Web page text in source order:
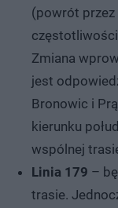
(powrót przez
Zmiana
jest
Bronowic i
kierunku
wspólnej
Linia 179 –
trasie.